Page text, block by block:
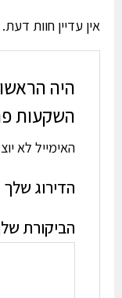
אין עדיין חוות דעת.
היה
השקעות
האימייל לא
הדירוג שלך*
הביקורת